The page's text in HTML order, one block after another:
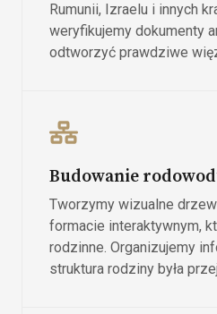
Rumunii, Izraelu i innych
weryfikujemy dokumenty
odtworzyć prawdziwe
Budowanie
Tworzymy wizualne
formacie interaktywnym,
rodzinne. Organizujemy
struktura rodziny była